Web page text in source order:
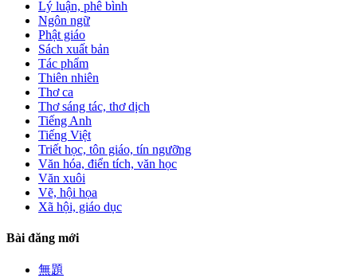
Lý luận, phê bình
Ngôn ngữ
Phật giáo
Sách xuất bản
Tác phẩm
Thiên nhiên
Thơ ca
Thơ sáng tác, thơ dịch
Tiếng Anh
Tiếng Việt
Triết học, tôn giáo, tín ngưỡng
Văn hóa, điển tích, văn học
Văn xuôi
Vẽ, hội họa
Xã hội, giáo dục
Bài đăng mới
無題